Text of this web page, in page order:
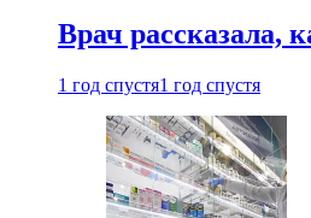
Врач рассказала,
1 год спустя1 год спустя